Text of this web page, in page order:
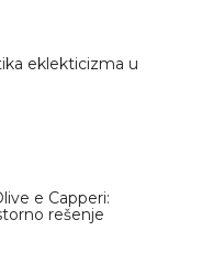
eklekticizma u
e Capperi:
rešenje